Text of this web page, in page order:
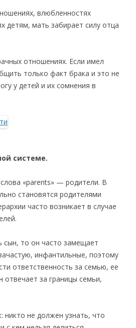
влюбленностях
детям, мать забирает силу отца
отношениях. Если имел
только факт брака и это не
у детей и их сомнения в
системе.
«parents» — родители. В
становятся родителями
часто возникает в случае
сын, то он часто замещает
инфантильные, поэтому
ответственность за семью, ее
за границы семьи,
никто не должен узнать, что